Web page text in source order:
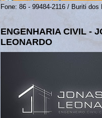
Fone: 86 - 99484-2116 / Buriti dos
ENGENHARIA CIVIL -
LEONARDO